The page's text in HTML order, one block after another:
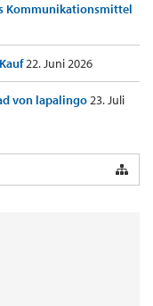
Kommunikationsmittel
22. Juni 2026
von lapalingo23. Juli